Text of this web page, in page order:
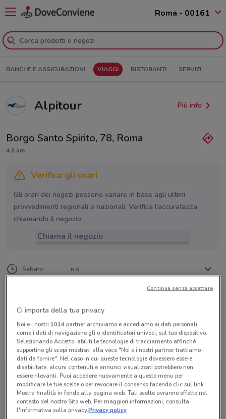
Roma - 00161
BANCHE E ASSICURAZIONI VIAGGI RISTORANTI SERVIZI
Alpitour Più info
Borgo Santo Spirito, 78, Roma
4.5 km
Verifica gli orari
Gli orari dei negozi possono variare in base agli ultimi
provvedimenti regionali o nazionali. Verifica l’accuratezza
chiamando il negozio.
Chiama il negozio
Sabato n.d.
Domenica n.d.
Centro Turistico Cooperativo
Tutte le promozioni di questo negozio
Ci importa della tua privacy
Noi e i nostri 1014partner archiviamo e accediamo ai dati personali,
come i dati di navigazione gli o identificatori univoci, sul tuo dispositivo.
Selezionando Accetto, abiliti le tecnologie di tracciamento affinché
supportino gli scopi mostrati alla voce "Noi e i nostri partner trattiamo i
dati da fornire". Nel caso in cui queste tecnologie dovessero essere
disabilitate, alcuni contenuti e annunci visualizzati potrebbero non
essere rilevanti. Puoi accedere nuovamente a questo menu per
modificare le tue scelte o per revocare il consenso facendo clic sul link
Mostra finalità in fondo alla pagina web. Tali scelte avranno effetto nel
contesto del nostro Sito web. Per maggiori informazioni, consulta
l'Informativa sulla privacy.Privacy policy
Continua senza accettare